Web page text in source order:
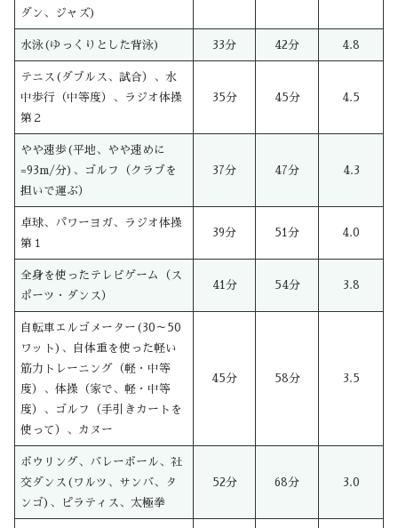
ダン、ジャズ)
水泳(ゆっくりとした背泳) 33分 42分 4.8
テニス(ダブルス、試合）、水
中歩行（中等度）、ラジオ体操
第２
35分 45分 4.5
やや速歩(平地、やや速めに
=93m/分)、ゴルフ（クラブを
担いで運ぶ）
37分 47分 4.3
卓球、パワーヨガ、ラジオ体操
第１
39分 51分 4.0
全身を使ったテレビゲーム（ス
ポーツ・ダンス）
41分 54分 3.8
自転車エルゴメーター(30～50
ワット)、自体重を使った軽い
筋力トレーニング（軽・中等
度）、体操（家で、軽・中等
度）、ゴルフ（手引きカートを
使って）、カヌー
45分 58分 3.5
ボウリング、バレーボール、社
交ダンス(ワルツ、サンバ、タ
ンゴ)、ピラティス、太極拳
52分 68分 3.0